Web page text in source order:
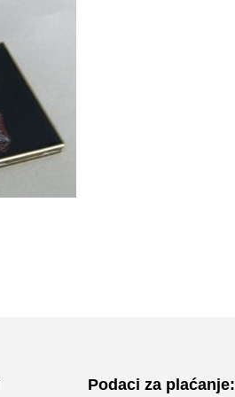
Podaci za plaćanje: